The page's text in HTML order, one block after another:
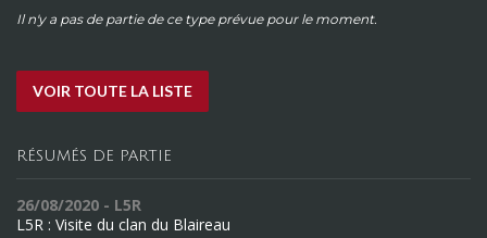
Il n'y a pas de partie de ce type prévue pour le moment.
VOIR TOUTE LA LISTE
RÉSUMÉS DE PARTIE
26/08/2020 - L5R
L5R : Visite du clan du Blaireau